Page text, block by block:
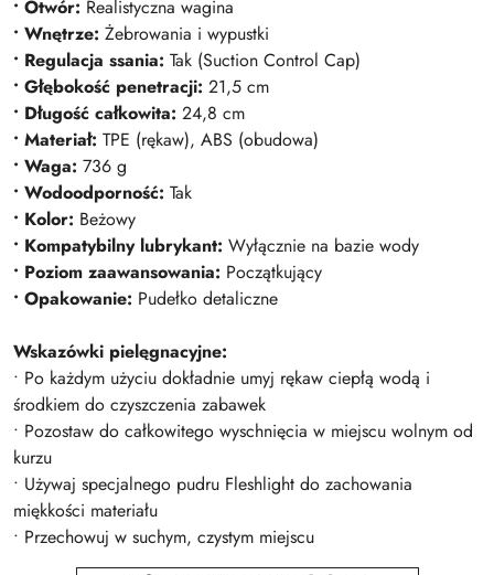
• Otwór: Realistyczna wagina
• Wnętrze: Żebrowania i wypustki
• Regulacja ssania: Tak (Suction Control Cap)
• Głębokość penetracji: 21,5 cm
• Długość całkowita: 24,8 cm
• Materiał: TPE (rękaw), ABS (obudowa)
• Waga: 736 g
• Wodoodporność: Tak
• Kolor: Beżowy
• Kompatybilny lubrykant: Wyłącznie na bazie wody
• Poziom zaawansowania: Początkujący
• Opakowanie: Pudełko detaliczne
Wskazówki pielęgnacyjne:
• Po każdym użyciu dokładnie umyj rękaw ciepłą wodą i
środkiem do czyszczenia zabawek
• Pozostaw do całkowitego wyschnięcia w miejscu wolnym od
kurzu
• Używaj specjalnego pudru Fleshlight do zachowania
miękkości materiału
• Przechowuj w suchym, czystym miejscu